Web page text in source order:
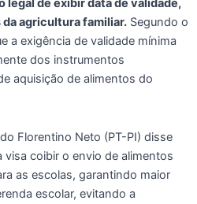
de exibir data de validade,
agricultura familiar. Segundo o
a exigência de validade mínima
dos instrumentos
aquisição de alimentos do
Florentino Neto (PT-PI) disse
coibir o envio de alimentos
as escolas, garantindo maior
escolar, evitando a